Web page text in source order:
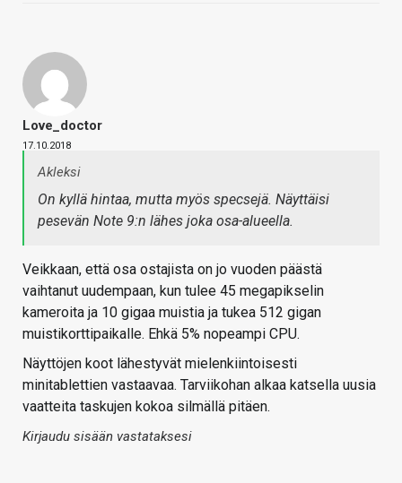
Love_doctor
17.10.2018
Akleksi
On kyllä hintaa, mutta myös specsejä. Näyttäisi
pesevän Note 9:n lähes joka osa-alueella.
Veikkaan, että osa ostajista on jo vuoden päästä
vaihtanut uudempaan, kun tulee 45 megapikselin
kameroita ja 10 gigaa muistia ja tukea 512 gigan
muistikorttipaikalle. Ehkä 5% nopeampi CPU.
Näyttöjen koot lähestyvät mielenkiintoisesti
minitablettien vastaavaa. Tarviikohan alkaa katsella uusia
vaatteita taskujen kokoa silmällä pitäen.
Kirjaudu sisään vastataksesi